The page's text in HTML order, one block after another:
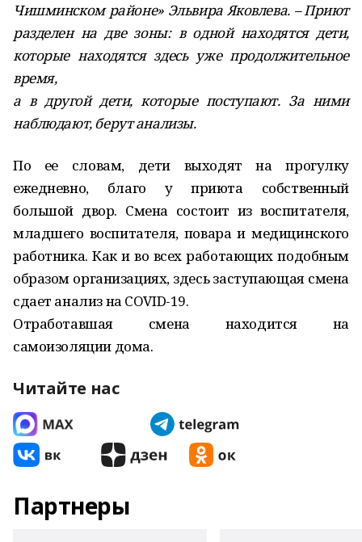
Чишминском районе» Эльвира Яковле­ва. – Приют
разделен на две зоны: в одной находятся дети,
которые находятся здесь уже продолжительное
время,
а в другой дети, которые поступают. За ними
наблюдают, берут ана­лизы.
По ее словам, дети выходят на прогулку
ежедневно, благо у приюта собственный
большой двор. Смена состоит из воспитателя,
младшего воспитателя, повара и медицинского
работника. Как и во всех работающих подобным
образом организациях, здесь заступающая смена
сдает анализ на COVID­-19.
Отработавшая смена находится на
самоизоляции дома.
Читайте нас
Партнеры